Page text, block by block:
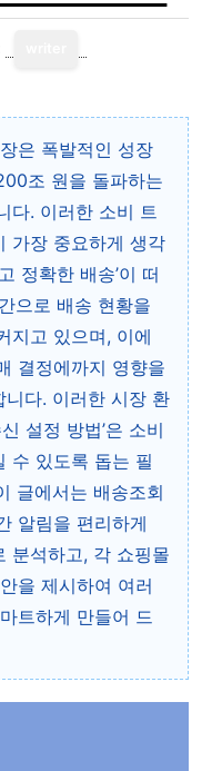
은 폭발적인 성장
조 원을 돌파하는
다. 이러한 소비 트
가장 중요하게 생각
정확한 배송’이 떠
으로 배송 현황을
지고 있으며, 이에
결정에까지 영향을
다. 이러한 시장 환
설정 방법’은 소비
수 있도록 돕는 필
글에서는 배송조회
알림을 편리하게
분석하고, 각 쇼핑몰
을 제시하여 여러
트하게 만들어 드